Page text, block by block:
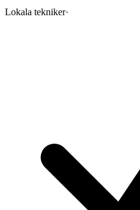
Lokala tekniker·